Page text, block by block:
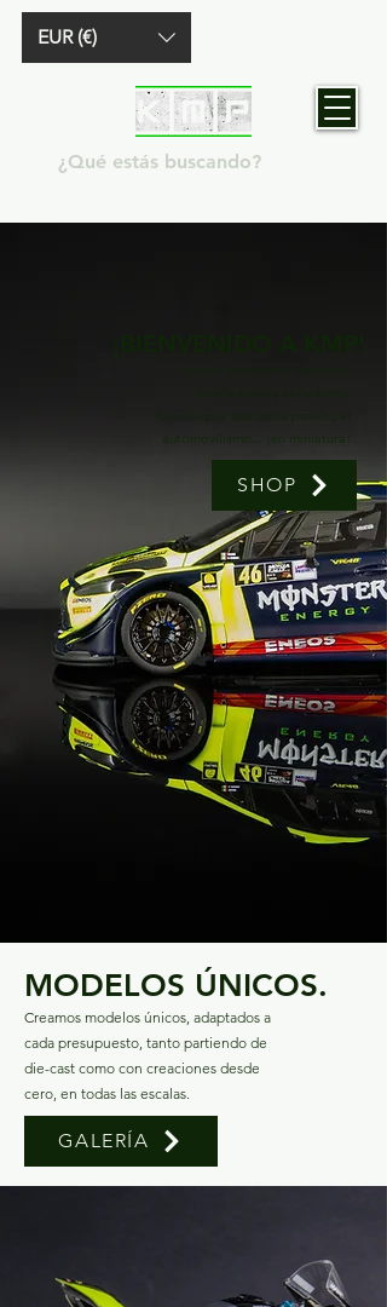
EUR (€)
automovilismo... ¡en miniatura!
SHOP
MODELOS ÚNICOS.
Creamos modelos únicos, adaptados a
cada presupuesto, tanto partiendo de
die-cast como con creaciones desde
cero, en todas las escalas.
GALERÍA